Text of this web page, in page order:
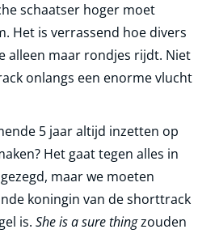
schaatser hoger moet
Het is verrassend hoe divers
alleen maar rondjes rijdt. Niet
onlangs een enorme vlucht
5 jaar altijd inzetten op
Het gaat tegen alles in
maar we moeten
koningin van de shorttrack
is. She is a sure thingzouden